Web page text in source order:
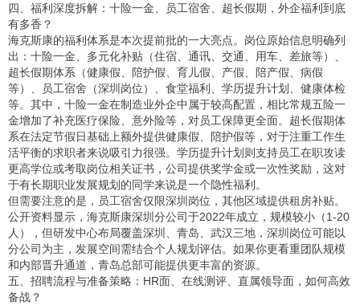
四、福利深度拆解：十险一金、员工宿舍、超长假期，外企福利到底
有多香？
海克斯康的福利体系是本次提前批的一大亮点。岗位原始信息明确列
出：十险一金、多元化补贴（住宿、通讯、交通、用车、差旅等）、
超长假期体系（健康假、陪护假、育儿假、产假、陪产假、病假
等）、员工宿舍（深圳岗位）、食堂福利、学历提升计划、健康体检
等。其中，十险一金在制造业外企中属于较高配置，相比常规五险一
金增加了补充医疗保险、意外险等，对员工保障更全面。超长假期体
系在法定节假日基础上额外提供健康假、陪护假等，对于注重工作生
活平衡的求职者来说吸引力很强。学历提升计划则支持员工在职攻读
更高学位或考取岗位相关证书，公司提供奖学金或一次性奖励，这对
于有长期职业发展规划的同学来说是一个隐性福利。
但需要注意的是，员工宿舍仅限深圳岗位，其他区域提供租房补贴。
公开资料显示，海克斯康深圳分公司于2022年成立，规模较小（1-20
人），但研发中心布局覆盖深圳、青岛、武汉三地，深圳岗位可能以
分公司为主，发展空间需结合个人规划评估。如果你更看重团队规模
和内部晋升通道，青岛总部可能提供更丰富的资源。
五、招聘流程与准备策略：HR面、在线测评、直属领导面，如何高效
备战？